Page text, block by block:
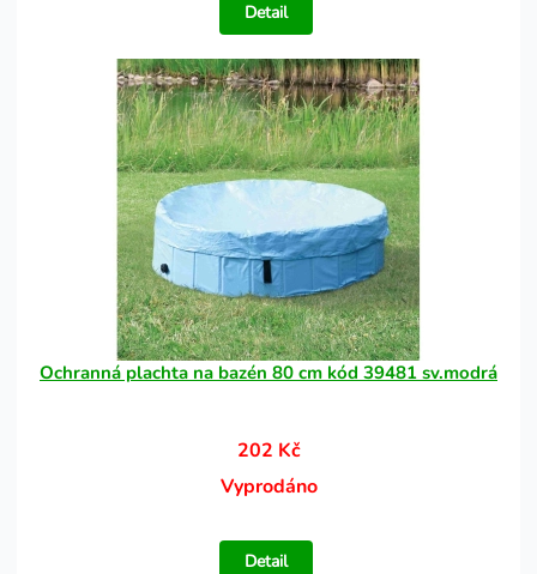
Detail
Ochranná plachta na bazén 80 cm kód 39481 sv.modrá
202 Kč
Vyprodáno
Detail